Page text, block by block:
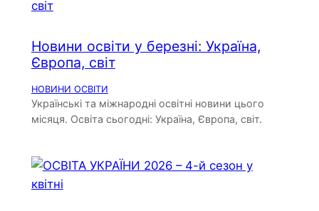
Новини освіти у березні: Україна,
Європа, світ
НОВИНИ ОСВІТИ
Українські та міжнародні освітні новини цього
місяця. Освіта сьогодні: Україна, Європа, світ.